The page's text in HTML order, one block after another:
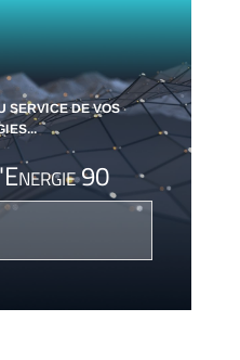
SERVICE DE VOS
90